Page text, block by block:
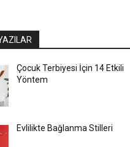
Çocuk Terbiyesi İçin 14 Etkili
Yöntem
Evlilikte Bağlanma Stilleri